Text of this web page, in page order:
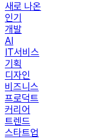
새로 나온
인기
개발
AI
IT서비스
기획
디자인
비즈니스
프로덕트
커리어
트렌드
스타트업